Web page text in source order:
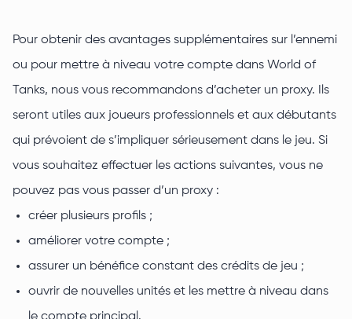
Pour obtenir des avantages supplémentaires sur l’ennemi
ou pour mettre à niveau votre compte dans World of
Tanks, nous vous recommandons d’acheter un proxy. Ils
seront utiles aux joueurs professionnels et aux débutants
qui prévoient de s’impliquer sérieusement dans le jeu. Si
vous souhaitez effectuer les actions suivantes, vous ne
pouvez pas vous passer d’un proxy :
créer plusieurs profils ;
améliorer votre compte ;
assurer un bénéfice constant des crédits de jeu ;
ouvrir de nouvelles unités et les mettre à niveau dans